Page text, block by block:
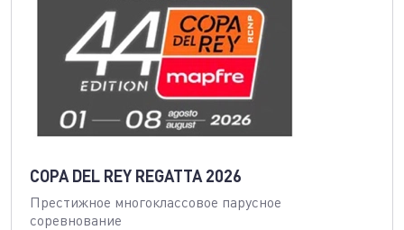
COPA DEL REY REGATTA 2026
Престижное многоклассовое парусное
соревнование